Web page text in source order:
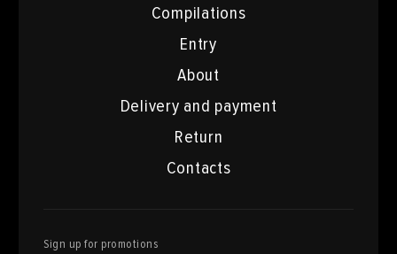
Compilations
Entry
About
Delivery and payment
Return
Contacts
Sign up for promotions